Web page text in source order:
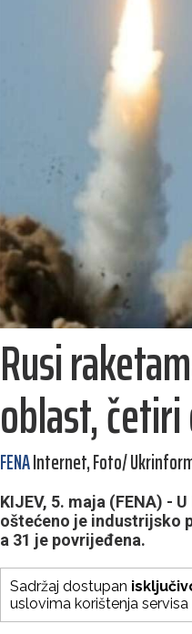
Rusi
oblast,
FENAInternet, Foto/
KIJEV, 5. maja (FENA) -
oštećeno je industrijsko
a 31 je povrijeđena.
Sadržaj dostupan
uslovima korištenja